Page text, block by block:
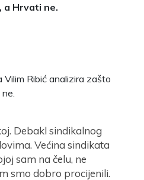
a Hrvati ne.
Vilim Ribić analizira zašto
Debakl sindikalnog
Većina sindikata
sam na čelu, ne
smo dobro procijenili.